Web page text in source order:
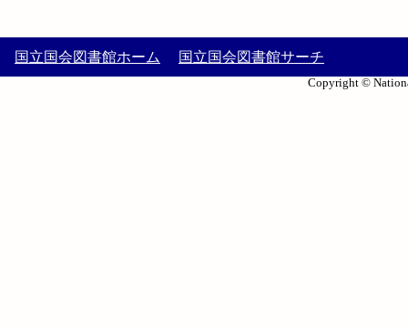
国立国会図書館ホーム 国立国会図書館サーチ
Copyright ©